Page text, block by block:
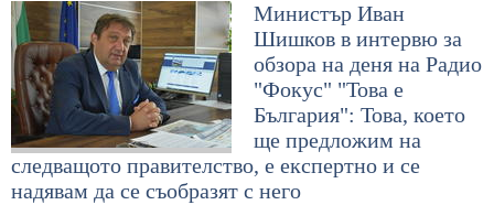
Министър Иван
Шишков в интервю за
обзора на деня на Радио
"Фокус" "Това е
България": Това, което
ще предложим на
следващото правителство, е експертно и се
надявам да се съобразят с него